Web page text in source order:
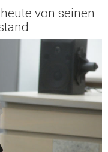
von seinen